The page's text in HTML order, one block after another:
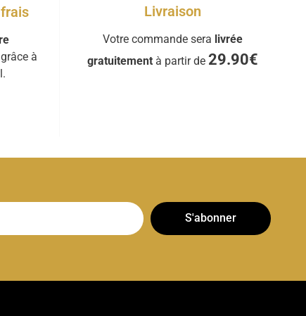
à
Livraison
Votre commande sera livrée
gratuitementà partir de 29.90€
S'abonner